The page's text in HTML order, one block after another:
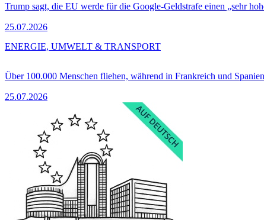
Trump sagt, die EU werde für die Google-Geldstrafe einen „sehr
25.07.2026
Über 100.000 Menschen fliehen, während in Frankreich und
25.07.2026
ENERGIE, UMWELT & TRANSPORT